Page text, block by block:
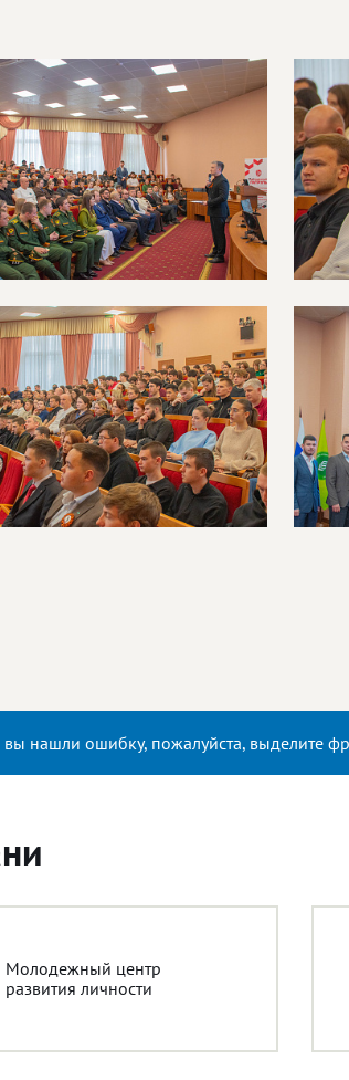
вы нашли ошибку, пожалуйста, выделите
Молодежный центр
развития личности